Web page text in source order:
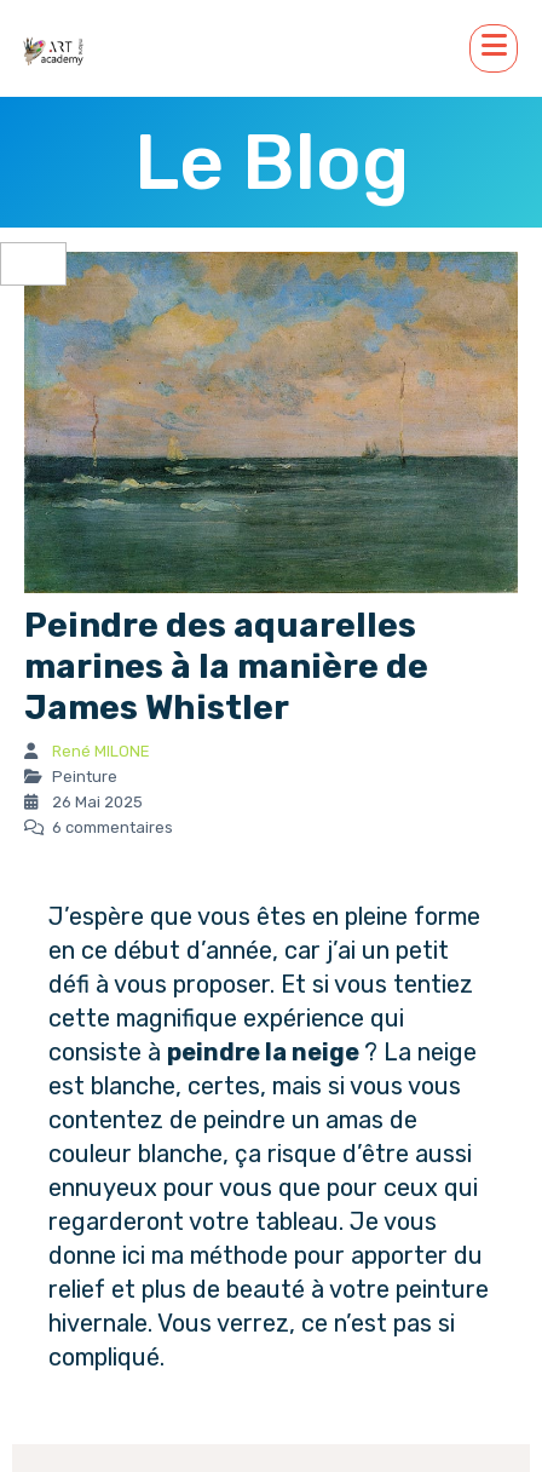
Le Blog
Peindre des aquarelles
marines à la manière de
James Whistler
René MILONE
Peinture
26 Mai 2025
6 commentaires
J’espère que vous êtes en pleine forme
en ce début d’année, car j’ai un petit
défi à vous proposer. Et si vous tentiez
cette magnifique expérience qui
consiste à peindre la neige ? La neige
est blanche, certes, mais si vous vous
contentez de peindre un amas de
couleur blanche, ça risque d’être aussi
ennuyeux pour vous que pour ceux qui
regarderont votre tableau. Je vous
donne ici ma méthode pour apporter du
relief et plus de beauté à votre peinture
hivernale. Vous verrez, ce n’est pas si
compliqué.